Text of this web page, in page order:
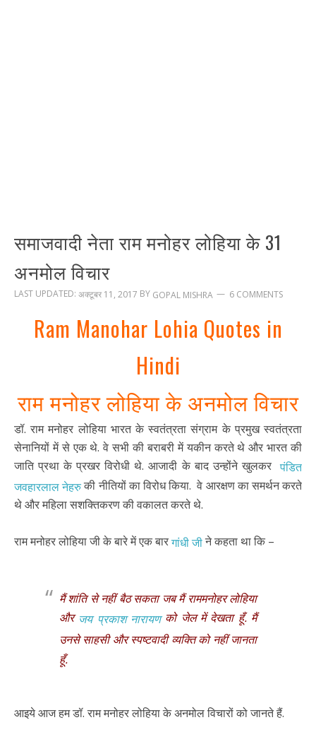
समाजवादी नेता राम मनोहर लोहिया के 31
अनमोल विचार
LAST UPDATED: अक्टूबर 11, 2017 BY GOPAL MISHRA 6 COMMENTS
Ram Manohar Lohia Quotes in
Hindi
राम मनोहर लोहिया के अनमोल विचार
डॉ. राम मनोहर लोहिया भारत के स्वतंत्रता संग्राम के प्रमुख स्वतंत्रता
सेनानियों में से एक थे. वे सभी की बराबरी में यकीन करते थे और भारत की
जाति प्रथा के प्रखर विरोधी थे. आजादी के बाद उन्होंने खुलकरपंडित
जवहारलाल नेहरुकी नीतियों का विरोध किया. वे आरक्षण का समर्थन करते
थे और महिला सशक्तिकरण की वकालत करते थे.
राम मनोहर लोहिया जी के बारे में एक बारगांधी जीने कहता था कि –
मैं शांति से नहीं बैठ सकता जब मैं राममनोहर लोहिया
और जय प्रकाश नारायणको जेल में देखता हूँ. मैं
उनसे साहसी और स्पष्टवादी व्यक्ति को नहीं जानता
हूँ.
आइये आज हम डॉ. राम मनोहर लोहिया के अनमोल विचारों को जानते हैं.